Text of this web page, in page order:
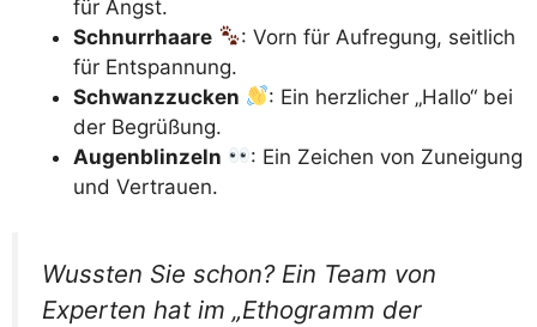
für Angst.
Schnurrhaare
: Vorn für Aufregung, seitlich
für Entspannung.
Schwanzzucken
: Ein herzlicher „Hallo“ bei
der Begrüßung.
Augenblinzeln
: Ein Zeichen von Zuneigung
und Vertrauen.
Wussten Sie schon? Ein Team von
Experten hat im „Ethogramm der